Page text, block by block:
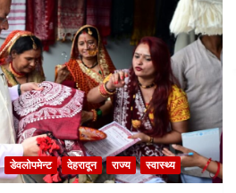
डेवलोपमेन्ट देहरादून राज्य स्वास्थ्य